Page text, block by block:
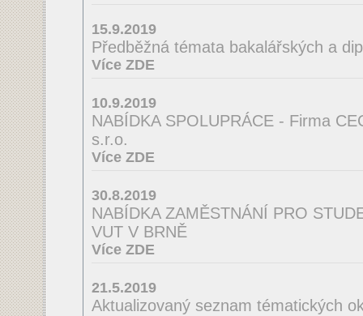
15.9.2019
Předběžná témata bakalářských a
Více ZDE
10.9.2019
NABÍDKA SPOLUPRÁCE - Firma
s.r.o.
Více ZDE
30.8.2019
NABÍDKA ZAMĚSTNÁNÍ PRO
VUT V BRNĚ
Více ZDE
21.5.2019
Aktualizovaný seznam tématických